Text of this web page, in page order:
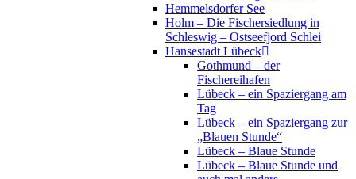
Hemmelsdorfer See
Holm – Die Fischersiedlung in
Schleswig – Ostseefjord Schlei
Hansestadt Lübeck
Gothmund – der
Fischereihafen
Lübeck – ein Spaziergang am
Tag
Lübeck – ein Spaziergang zur
„Blauen Stunde“
Lübeck – Blaue Stunde
Lübeck – Blaue Stunde und